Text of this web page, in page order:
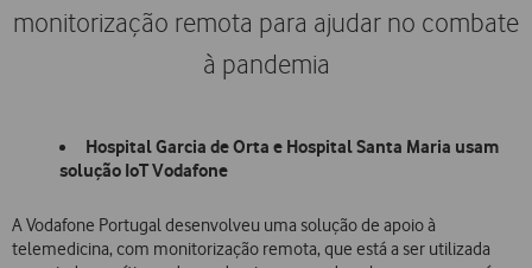
monitorização remota para ajudar no combate
à pandemia
Hospital Garcia de Orta e Hospital Santa Maria usam
solução IoT Vodafone
A Vodafone Portugal desenvolveu uma solução de apoio à
telemedicina, com monitorização remota, que está a ser utilizada